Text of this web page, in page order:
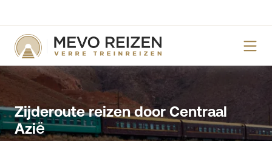
Zijderoute reizen door Centraal
Azië